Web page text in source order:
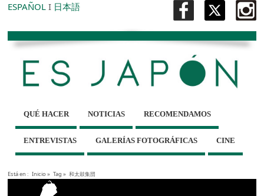
ESPAÑOL I 日本語
QUÉ HACER NOTICIAS RECOMENDAMOS
ENTREVISTAS GALERÍAS FOTOGRÁFICAS CINE
Está en : Inicio» Tag » 和太鼓集団